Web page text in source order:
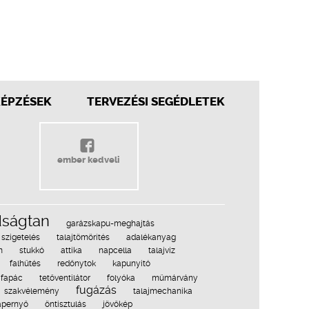
TERVEZÉSI SEGÉDLETEK
ember kedveli
garázskapu-meghajtás
talajtömörítés
adalékanyag
stukkó attika napcella
talajvíz
falhűtés
redőnytok
kapunyitó
fapác
tetőventilátor folyóka
műmárvány
szakvélemény
fugázás
talajmechanika
öntisztulás jövőkép